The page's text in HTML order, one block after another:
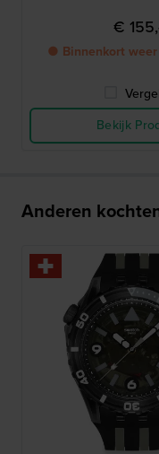
€
● Binnenkort
Bekijk
Anderen